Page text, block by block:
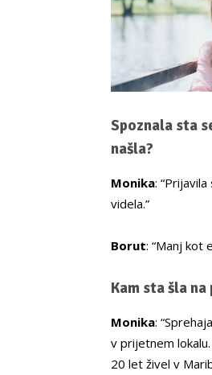
Spoznala sta
našla?
Monika:
videla.”
Borut: “Manj kot
Kam sta šla
Monika:
v prijetnem
20 let živel v